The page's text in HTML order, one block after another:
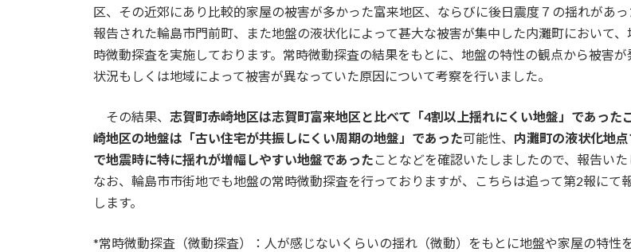
区、その近郊にあり比較的家屋の被害が多かった富来地区、ならびに後日震度７の揺れがあ
報告された輪島市門前町、また地盤の液状化によって甚大な被害が集中した内灘町において、
時微動探査を実施しております。常時微動探査の結果をもとに、地盤の特性の観点から被害が
状況もしくは地域によって被害が異なっていた原因について考察を行いました。
その結果、 志賀町赤崎地区は志賀町富来地区と比べて「4割以上揺れにくい地盤」であった
崎地区の地盤は「古い住宅が共振しにくい周期の地盤」であった可能性、 内灘町の液状化地
で地震時に特に揺れが増幅しやすい地盤であった ことなどを確認いたしましたので、報告いた
なお、輪島市市街地でも地盤の常時微動探査を行っておりますが、こちらは追って第2報にて
します。
*常時微動探査（微動探査）：人が感じないくらいの揺れ（微動）をもとに地盤や家屋の特性